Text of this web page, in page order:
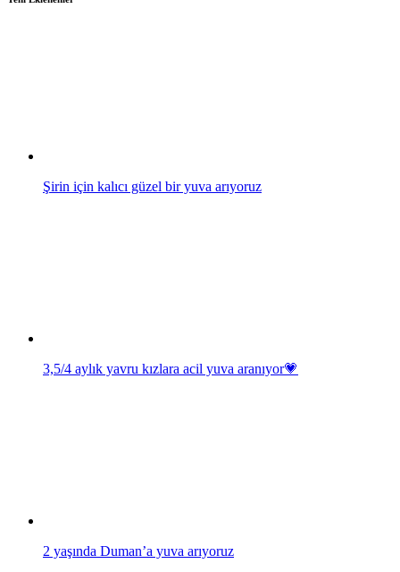
Şirin için kalıcı güzel bir yuva arıyoruz
3,5/4 aylık yavru kızlara acil yuva aranıyor💗
2 yaşında Duman’a yuva arıyoruz